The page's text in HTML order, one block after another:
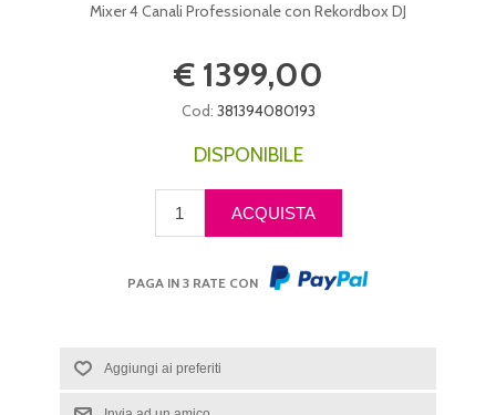
Mixer 4 Canali Professionale con Rekordbox DJ
€ 1399,00
Cod: 381394080193
DISPONIBILE
PAGA IN 3 RATE CON